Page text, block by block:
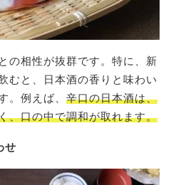
の相性が抜群です。特に、新
むと、日本酒の香りと味わい
。例えば、辛口の日本酒は、
、口の中で調和が取れます。
せ